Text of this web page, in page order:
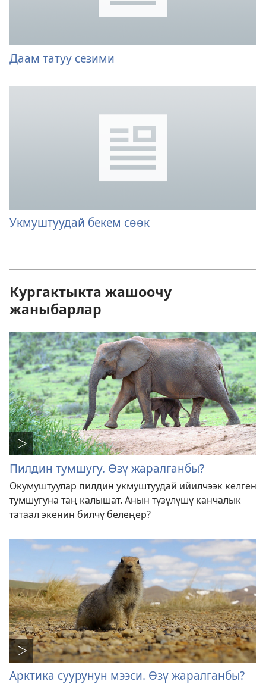
Даам татуу сезими
Укмуштуудай бекем сөөк
Кургактыкта жашоочу
жаныбарлар
Пилдин тумшугу. Өзү жаралганбы?
Окумуштуулар пилдин укмуштуудай ийилчээк келген
тумшугуна таң калышат. Анын түзүлүшү канчалык
татаал экенин билчү белеңер?
Арктика суурунун мээси. Өзү жаралганбы?